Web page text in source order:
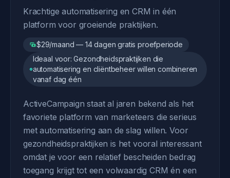
Krachtige automatisering en CRM in één
platform voor groeiende praktijken.
$29/maand — 14 dagen gratis proefperiode
Ideaal voor: Gezondheidspraktijken die
automatisering en cliëntbeheer willen combineren
vanaf dag één
ActiveCampaign staat al jaren bekend als het
favoriete platform van marketeers die serieus
met automatisering aan de slag willen. Voor
gezondheidspraktijken is het vooral interessant
omdat je voor een relatief bescheiden bedrag
toegang krijgt tot een volwaardig CRM én een